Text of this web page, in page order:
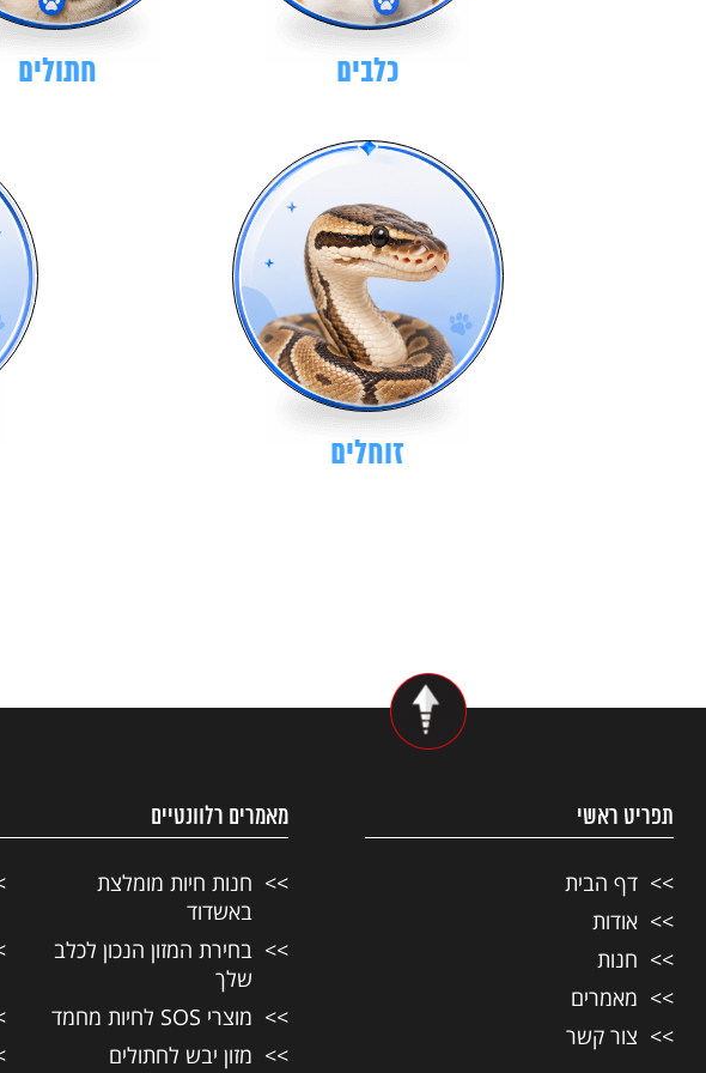
כלבים חתולים
זוחלים
תפריט ראשי
דף הבית
אודות
חנות
מאמרים
צור קשר
מאמרים רלוונטיים
חנות חיות מומלצת
באשדוד
בחירת המזון הנכון לכלב
שלך
מוצרי SOS לחיות מחמד
מזון יבש לחתולים